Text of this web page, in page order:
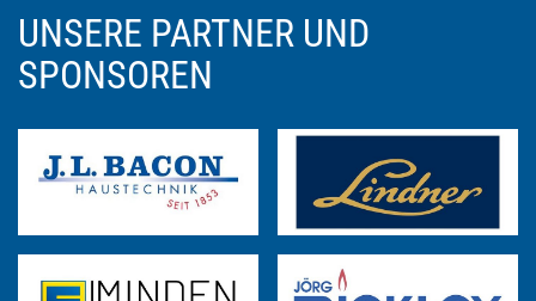
UNSERE PARTNER UND
SPONSOREN